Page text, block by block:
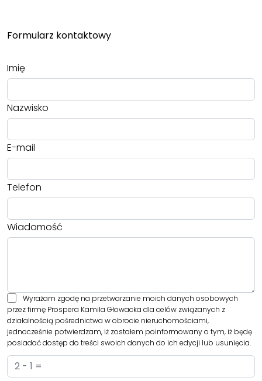
Formularz kontaktowy
Imię
Nazwisko
E-mail
Telefon
Wiadomość
Wyrażam zgodę na przetwarzanie moich danych osobowych
przez firmę Prospera Kamila Głowacka dla celów związanych z
działalnością pośrednictwa w obrocie nieruchomościami,
jednocześnie potwierdzam, iż zostałem poinformowany o tym, iż będę
posiadać dostęp do treści swoich danych do ich edycji lub usunięcia.